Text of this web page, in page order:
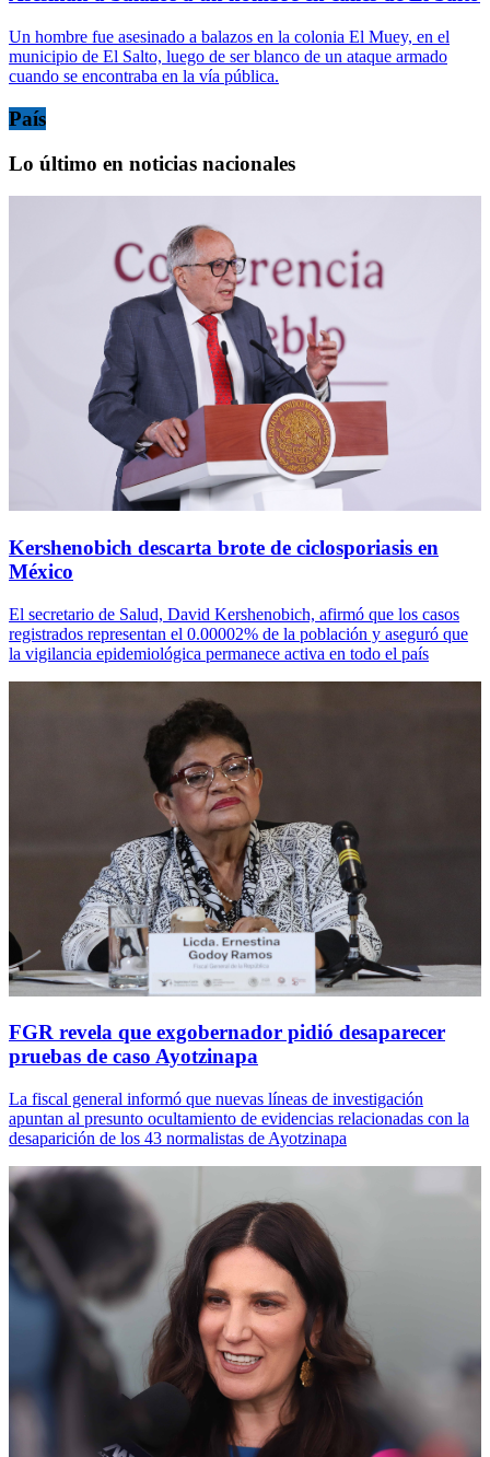
Un hombre fue asesinado a balazos en la colonia El Muey, en el
municipio de El Salto, luego de ser blanco de un ataque armado
cuando se encontraba en la vía pública.
País
Lo último en noticias nacionales
Kershenobich descarta brote de ciclosporiasis en
México
El secretario de Salud, David Kershenobich, afirmó que los casos
registrados representan el 0.00002% de la población y aseguró que
la vigilancia epidemiológica permanece activa en todo el país
FGR revela que exgobernador pidió desaparecer
pruebas de caso Ayotzinapa
La fiscal general informó que nuevas líneas de investigación
apuntan al presunto ocultamiento de evidencias relacionadas con la
desaparición de los 43 normalistas de Ayotzinapa